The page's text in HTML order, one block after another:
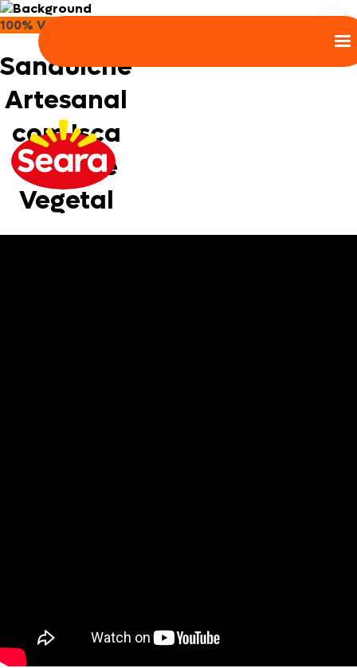
100% Vegetal
Sanduíche
Artesanal
com Isca
de Peixe
Vegetal